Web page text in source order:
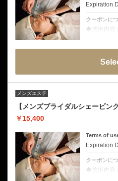
Expiration
クーポンに
◆施術内容:
パック
ースです。
メンズエステ
【メンズブライダルシェービン
￥15,400
Terms of
Expiration
クーポンに
◆施術内容:
パック